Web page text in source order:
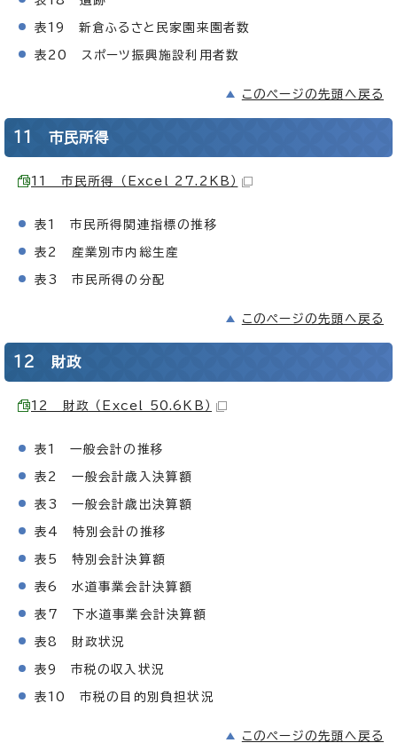
表19 新倉ふるさと民家園来園者数
表20 スポーツ振興施設利用者数
このページの先頭へ戻る
11 市民所得
11 市民所得 （Excel 27.2KB）
表1 市民所得関連指標の推移
表2 産業別市内総生産
表3 市民所得の分配
このページの先頭へ戻る
12 財政
12 財政 （Excel 50.6KB）
表1 一般会計の推移
表2 一般会計歳入決算額
表3 一般会計歳出決算額
表4 特別会計の推移
表5 特別会計決算額
表6 水道事業会計決算額
表7 下水道事業会計決算額
表8 財政状況
表9 市税の収入状況
表10 市税の目的別負担状況
このページの先頭へ戻る